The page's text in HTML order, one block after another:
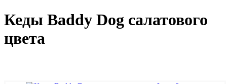
Кеды Baddy Dog салатового
цвета